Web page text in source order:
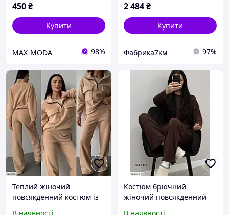
450₴
Купити
MAX-MODA 98%
2 484₴
Купити
Фабрика7км 97%
Теплий жіночий
повсякденний костюм із
Костюм брючний
жіночий повсякденний